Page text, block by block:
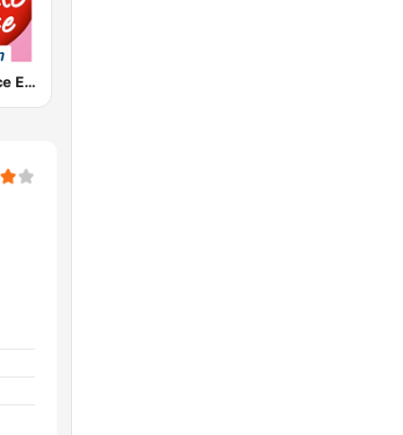
Chante France Emotion